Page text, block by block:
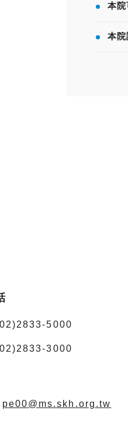
本院
本院
5000
3000
pe00@ms.skh.org.tw